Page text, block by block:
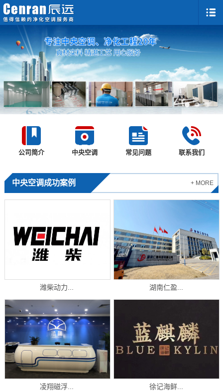
公司简介 中央空调 常见问题 联系我们
中央空调成功案例 + MORE
潍柴动力... 湖南仁盈...
凌翔磁浮... 徐记海鲜...